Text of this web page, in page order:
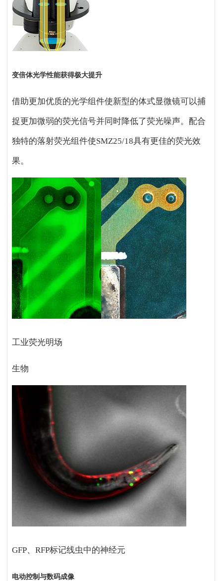
变倍体光学性能获得极大提升
借助更加优质的光学组件使新型的体式显微镜可以捕
捉更加微弱的荧光信号并同时降低了荧光噪声。配合
独特的落射荧光组件使SMZ25/18具有更佳的荧光效
果。
工业荧光明场
生物
GFP、RFP标记线虫中的神经元
电动控制与数码成像